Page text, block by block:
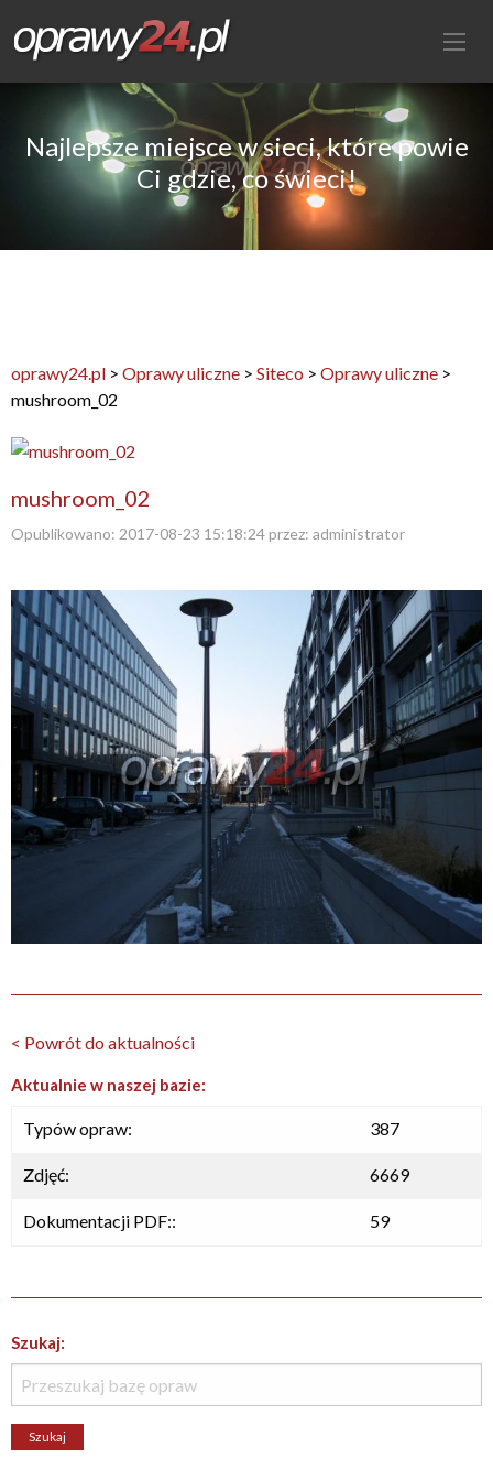
Najlepsze miejsce w sieci, które powie
Ci gdzie, co świeci!
oprawy24.pl > Oprawy uliczne > Siteco > Oprawy uliczne >
mushroom_02
mushroom_02
Opublikowano: 2017-08-23 15:18:24przez: administrator
< Powrót do aktualności
Aktualnie w naszej bazie:
Typów opraw: 387
Zdjęć: 6669
Dokumentacji PDF:: 59
Szukaj: